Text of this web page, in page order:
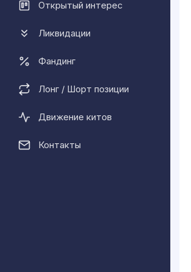
Открытый интерес
Ликвидации
Фандинг
Лонг / Шорт позиции
Движение китов
Контакты